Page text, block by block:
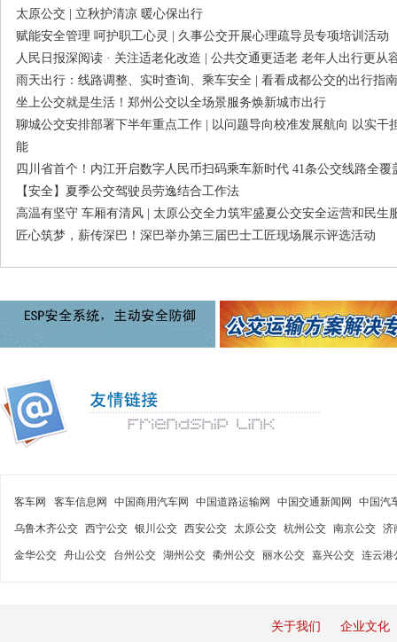
太原公交 | 立秋护清凉 暖心保出行
赋能安全管理 呵护职工心灵 | 久事公交开展心理疏导员专项培训活动
人民日报深阅读 · 关注适老化改造 | 公共交通更适老 老年人出行更从
雨天出行：线路调整、实时查询、乘车安全 | 看看成都公交的出行指
坐上公交就是生活！郑州公交以全场景服务焕新城市出行
聊城公交安排部署下半年重点工作 | 以问题导向校准发展航向 以实干
能
四川省首个！内江开启数字人民币扫码乘车新时代 41条公交线路全覆
【安全】夏季公交驾驶员劳逸结合工作法
高温有坚守 车厢有清风 | 太原公交全力筑牢盛夏公交安全运营和民生
匠心筑梦，薪传深巴！深巴举办第三届巴士工匠现场展示评选活动
客车网 客车信息网 中国商用汽车网 中国道路运输网 中国交通新闻网 中国汽
乌鲁木齐公交 西宁公交 银川公交 西安公交 太原公交 杭州公交 南京公交 济
金华公交 舟山公交 台州公交 湖州公交 衢州公交 丽水公交 嘉兴公交 连云港
关于我们 企业文化